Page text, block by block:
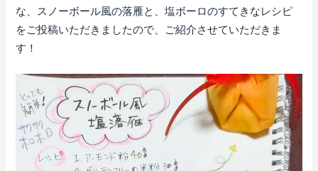
な、スノーボール風の落雁と、塩ボーロのすてきなレシピ
をご投稿いただきましたので、ご紹介させていただきま
す！